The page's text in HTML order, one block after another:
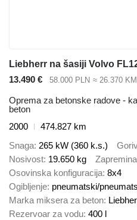
Liebherr na šasiji Volvo
13.490 €
58.000 PLN ≈ 26.370 KM
Oprema za betonske radove -
beton
2000
474.827 km
Snaga 265 kW (360 k.s.)
Nosivost 19.650 kg Zapremina
Osovinska konfiguracija 8x4
Ogibljenje pneumatski/
Marka miksera za beton
Rezervoar za vodu 400 l